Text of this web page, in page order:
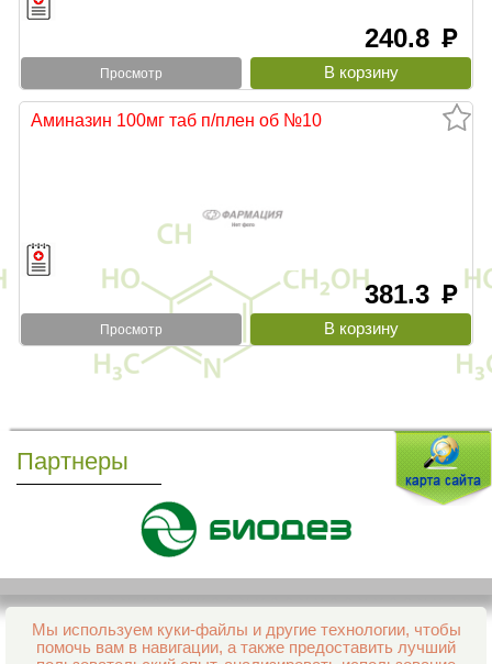
240.8 руб
Просмотр
Аминазин 100мг таб п/плен об №10
381.3 руб
Просмотр
Партнеры
Мы используем куки-файлы и другие технологии, чтобы
помочь вам в навигации, а также предоставить лучший
Все права защищены и охраняются законом
© 2013–2026 Интернет-аптека Фармация